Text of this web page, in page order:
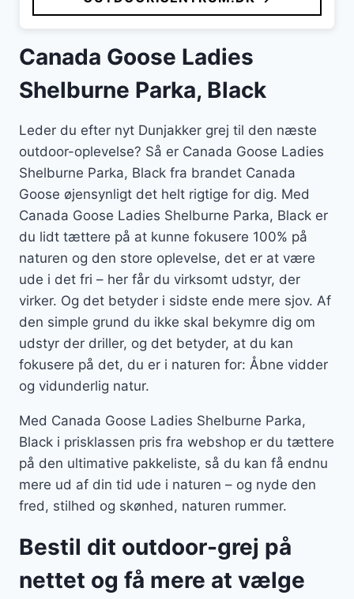
Canada Goose Ladies
Shelburne Parka, Black
Leder du efter nyt Dunjakker grej til den næste
outdoor-oplevelse? Så er Canada Goose Ladies
Shelburne Parka, Black fra brandet Canada
Goose øjensynligt det helt rigtige for dig. Med
Canada Goose Ladies Shelburne Parka, Black er
du lidt tættere på at kunne fokusere 100% på
naturen og den store oplevelse, det er at være
ude i det fri – her får du virksomt udstyr, der
virker. Og det betyder i sidste ende mere sjov. Af
den simple grund du ikke skal bekymre dig om
udstyr der driller, og det betyder, at du kan
fokusere på det, du er i naturen for: Åbne vidder
og vidunderlig natur.
Med Canada Goose Ladies Shelburne Parka,
Black i prisklassen pris fra webshop er du tættere
på den ultimative pakkeliste, så du kan få endnu
mere ud af din tid ude i naturen – og nyde den
fred, stilhed og skønhed, naturen rummer.
Bestil dit outdoor-grej på
nettet og få mere at vælge